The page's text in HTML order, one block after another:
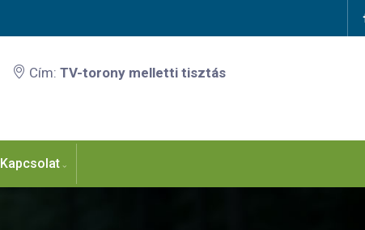
Cím: TV-torony melletti tisztás
Kapcsolat